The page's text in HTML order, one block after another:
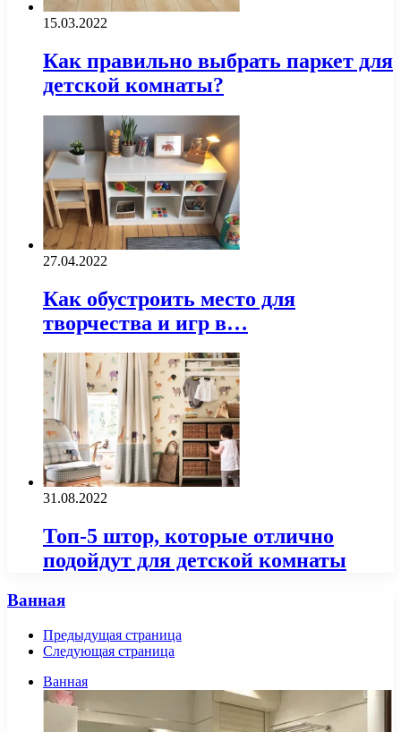
15.03.2022
Как правильно выбрать паркет для
детской комнаты?
27.04.2022
Как обустроить место для
творчества и игр в…
31.08.2022
Топ-5 штор, которые отлично
подойдут для детской комнаты
Ванная
Предыдущая страница
Следующая страница
Ванная